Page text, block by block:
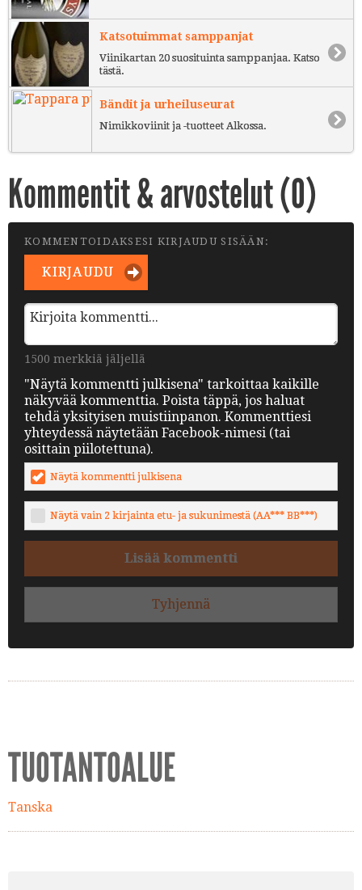
Katsotuimmat samppanjat
Viinikartan 20 suosituinta samppanjaa. Katso
tästä.
Bändit ja urheiluseurat
Nimikkoviinit ja -tuotteet Alkossa.
Kommentit & arvostelut (0)
KOMMENTOIDAKSESI KIRJAUDU SISÄÄN:
KIRJAUDU
1500 merkkiä jäljellä
"Näytä kommentti julkisena" tarkoittaa kaikille
näkyvää kommenttia. Poista täppä, jos haluat
tehdä yksityisen muistiinpanon. Kommenttiesi
yhteydessä näytetään Facebook-nimesi (tai
osittain piilotettuna).
Näytä kommentti julkisena
Näytä vain 2 kirjainta etu- ja sukunimestä (AA*** BB***)
Lisää kommentti
Tyhjennä
TUOTANTOALUE
Tanska